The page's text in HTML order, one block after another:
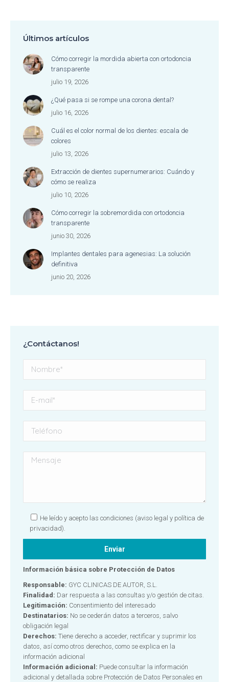
Últimos artículos
Cómo corregir la mordida abierta con ortodoncia
transparente
julio 19, 2026
¿Qué pasa si se rompe una corona dental?
julio 16, 2026
Cuál es el color normal de los dientes: escala de
colores
julio 13, 2026
Extracción de dientes supernumerarios: Cuándo y
cómo se realiza
julio 10, 2026
Cómo corregir la sobremordida con ortodoncia
transparente
junio 30, 2026
Implantes dentales para agenesias: La solución
definitiva
junio 20, 2026
¿Contáctanos!
He leído y acepto las condiciones (aviso legal y política de
privacidad).
Información básica sobre Protección de Datos
Responsable: GYC CLINICAS DE AUTOR, S.L.
Finalidad: Dar respuesta a las consultas y/o gestión de citas.
Legitimación: Consentimiento del interesado
Destinatarios: No se cederán datos a terceros, salvo
obligación legal
Derechos: Tiene derecho a acceder, rectificar y suprimir los
datos, así como otros derechos, como se explica en la
información adicional
Información adicional: Puede consultar la información
adicional y detallada sobre Protección de Datos Personales en